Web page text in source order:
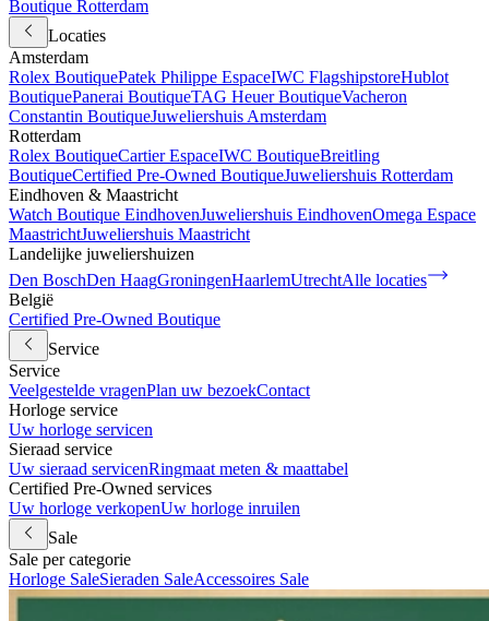
Boutique Rotterdam
Locaties
Amsterdam
Rolex BoutiquePatek Philippe EspaceIWC FlagshipstoreHublot
BoutiquePanerai BoutiqueTAG Heuer BoutiqueVacheron
Constantin BoutiqueJuweliershuis Amsterdam
Rotterdam
Rolex BoutiqueCartier EspaceIWC BoutiqueBreitling
BoutiqueCertified Pre-Owned BoutiqueJuweliershuis Rotterdam
Eindhoven & Maastricht
Watch Boutique EindhovenJuweliershuis EindhovenOmega Espace
MaastrichtJuweliershuis Maastricht
Landelijke juweliershuizen
Den BoschDen HaagGroningenHaarlemUtrechtAlle locaties
België
Certified Pre-Owned Boutique
Service
Service
Veelgestelde vragenPlan uw bezoekContact
Horloge service
Uw horloge servicen
Sieraad service
Uw sieraad servicenRingmaat meten & maattabel
Certified Pre-Owned services
Uw horloge verkopenUw horloge inruilen
Sale
Sale per categorie
Horloge SaleSieraden SaleAccessoires Sale